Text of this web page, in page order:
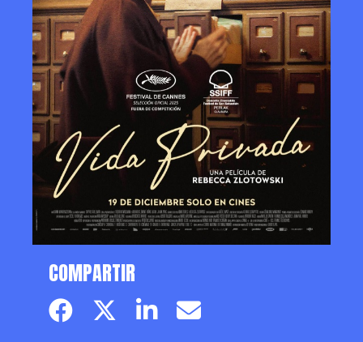
COMPARTIR
Facebook pageTwitter page
LinkedinEmail